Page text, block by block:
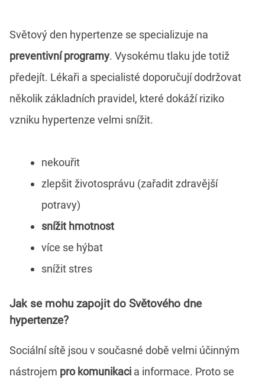
Světový den hypertenze se specializuje na
preventivní programy. Vysokému tlaku jde totiž
předejít. Lékaři a specialisté doporučují dodržovat
několik základních pravidel, které dokáží riziko
vzniku hypertenze velmi snížit.
nekouřit
zlepšit životosprávu (zařadit zdravější
potravy)
snížit hmotnost
více se hýbat
snížit stres
Jak se mohu zapojit do Světového dne
hypertenze?
Sociální sítě jsou v současné době velmi účinným
nástrojem pro komunikaci a informace. Proto se